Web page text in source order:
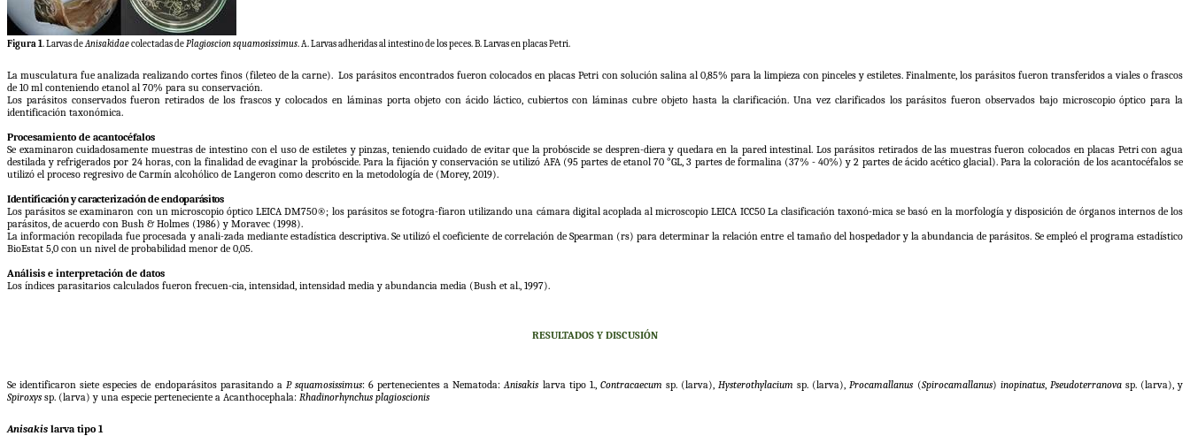
Figura 1. Larvas deAnisakidaecolectadas dePlagioscion squamosissimus.A. Larvas adheridas al intestino de los peces. B. Larvas en placas Petri.
La musculatura fue analizada realizando cortes finos (fileteo de la carne). Los parásitos encontrados fueron colocados en placas Petri con solución salina al 0,85% para la limpieza con pinceles y estiletes. Finalmente, los parásitos fueron transferidos a viales o frascos
de 10 ml conteniendo etanol al 70% para su conservación.
Los parásitos conservados fueron retirados de los frascos y colocados en láminas porta objeto con ácido láctico, cubiertos con láminas cubre objeto hasta la clarificación. Una vez clarificados los parásitos fueron observados bajo microscopio óptico para la
identificación taxonómica.
Procesamiento de acantocéfalos
Se examinaron cuidadosamente muestras de intestino con el uso de estiletes y pinzas, teniendo cuidado de evitar que la probóscide se despren-diera y quedara en la pared intestinal. Los parásitos retirados de las muestras fueron colocados en placas Petri con agua
destilada y refrigerados por 24 horas, con la finalidad de evaginar la probóscide. Para la fijación y conservación se utilizó AFA (95 partes de etanol 70 °GL, 3 partes de formalina (37% - 40%) y 2 partes de ácido acético glacial). Para la coloración de los acantocéfalos se
utilizó el proceso regresivo de Carmín alcohólico de Langeron como descrito en la metodología de (Morey, 2019).
Identificación y caracterización de endoparásitos
Los parásitos se examinaron con un microscopio óptico LEICA DM750®; los parásitos se fotogra-fiaron utilizando una cámara digital acoplada al microscopio LEICA ICC50 La clasificación taxonó-mica se basó en la morfología y disposición de órganos internos de los
parásitos, de acuerdo con Bush & Holmes (1986) y Moravec (1998).
La información recopilada fue procesada y anali-zada mediante estadística descriptiva. Se utilizó el coeficiente de correlación de Spearman (rs) para determinar la relación entre el tamaño del hospedador y la abundancia de parásitos. Se empleó el programa estadístico
BioEstat 5,0 con un nivel de probabilidad menor de 0,05.
Análisis e interpretación de datos
Los índices parasitarios calculados fueron frecuen-cia, intensidad, intensidad media y abundancia media (Bush et al., 1997).
RESULTADOS Y DISCUSIÓN
Se identificaron siete especies de endoparásitos parasitando a P. squamosissimus: 6 pertenecientes a Nematoda:Anisakis larva tipo 1., Contracaecum sp. (larva), Hysterothylacium sp. (larva), Procamallanus (Spirocamallanus) inopinatus, Pseudoterranovasp. (larva), y
Spiroxys sp. (larva) y una especie perteneciente a Acanthocephala: Rhadinorhynchus plagioscionis
Anisakis larva tipo 1